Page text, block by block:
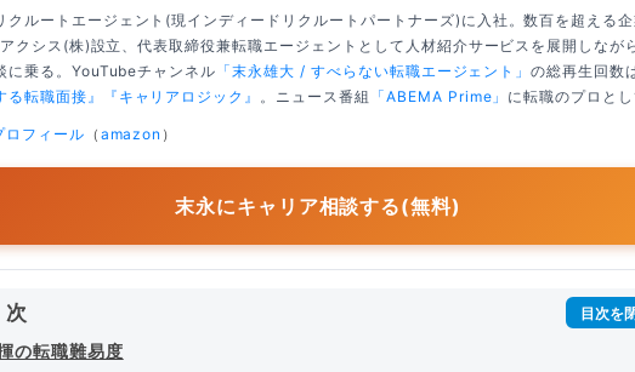
クルートエージェント(現インディードリクルートパートナーズ)に入社。数百を超える企
クシス(株)設立、代表取締役兼転職エージェントとして人材紹介サービスを展開しなが
に乗る。YouTubeチャンネル 「末永雄大 / すべらない転職エージェント」の総再生回数
る転職面接』
『キャリアロジック』 。ニュース番組 「ABEMA Prime」 に転職のプロとし
ロフィール （ amazon ）
末永にキャリア相談する(無料)
の転職難易度